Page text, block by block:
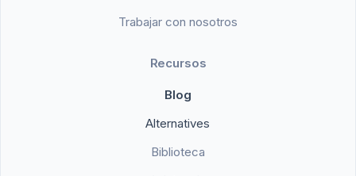
Trabajar con nosotros
Recursos
Blog
Alternatives
Biblioteca